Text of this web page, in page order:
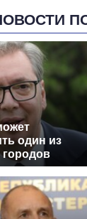
один из
городов